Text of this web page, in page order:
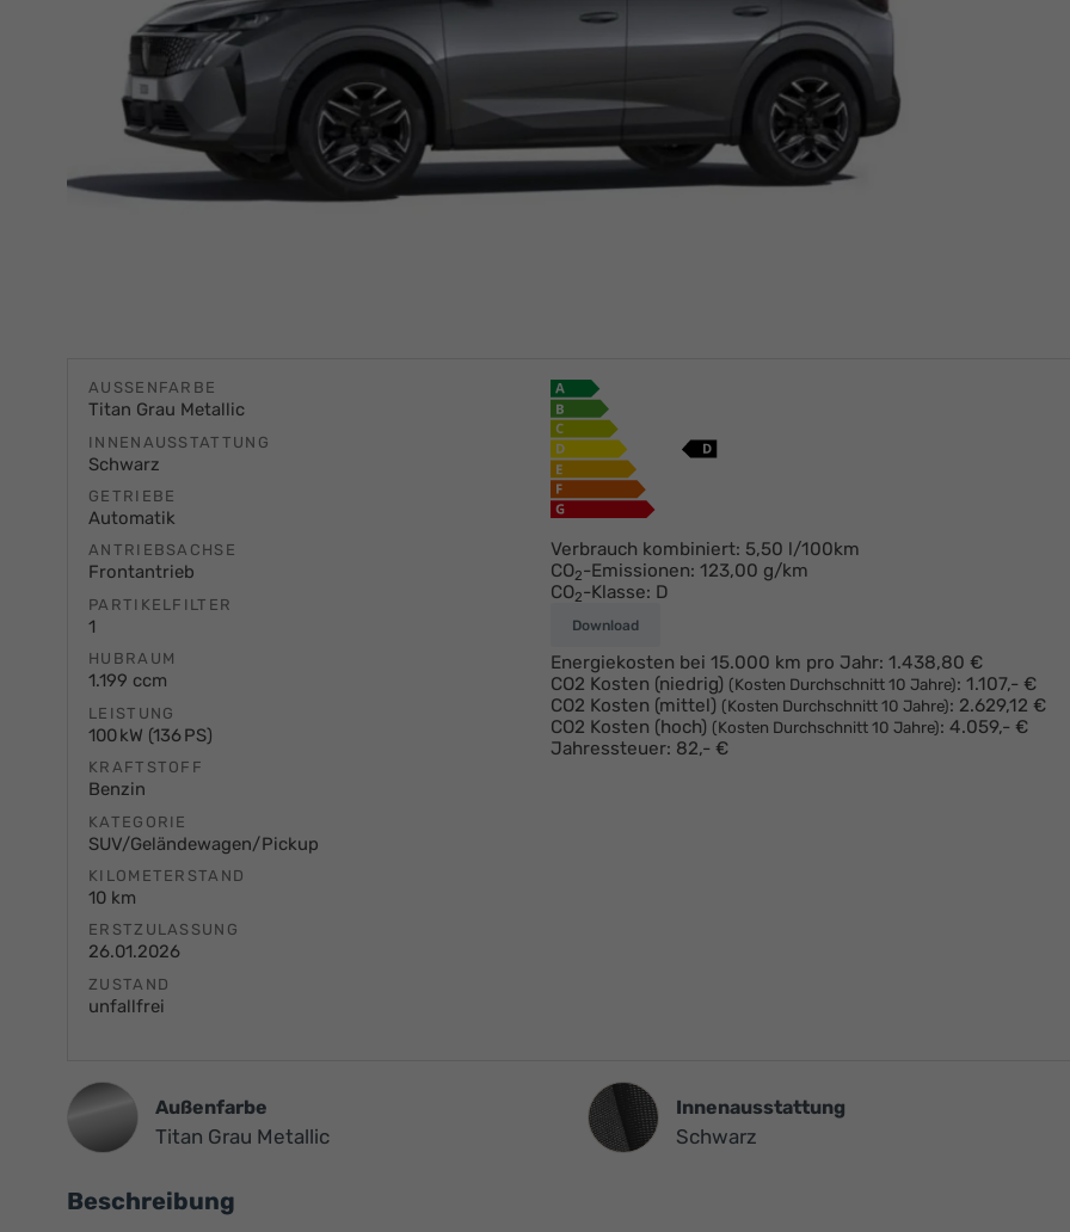
AUSSENFARBE
Titan Grau Metallic
INNENAUSSTATTUNG
Schwarz
GETRIEBE
Automatik
ANTRIEBSACHSE
Frontantrieb
PARTIKELFILTER
1
HUBRAUM
1.199 ccm
LEISTUNG
100 kW (136 PS)
KRAFTSTOFF
Benzin
KATEGORIE
SUV/Geländewagen/Pickup
KILOMETERSTAND
10 km
ERSTZULASSUNG
26.01.2026
ZUSTAND
unfallfrei
Verbrauch kombiniert: 5,50 l/100km
CO2-Emissionen: 123,00 g/km
CO2-Klasse: D
Download
Energiekosten bei 15.000 km pro Jahr: 1.438,80 €
CO2 Kosten (niedrig) (Kosten Durchschnitt 10 Jahre): 1.107,- €
CO2 Kosten (mittel) (Kosten Durchschnitt 10 Jahre): 2.629,12 €
CO2 Kosten (hoch) (Kosten Durchschnitt 10 Jahre): 4.059,- €
Jahressteuer: 82,- €
Außenfarbe
Titan Grau Metallic
InnenausstattungInnenausstattung
Schwarz
Beschreibung